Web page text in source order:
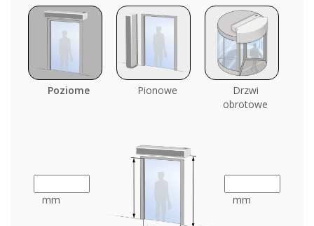
Poziome Pionowe
Drzwi
obrotowe
mm mm